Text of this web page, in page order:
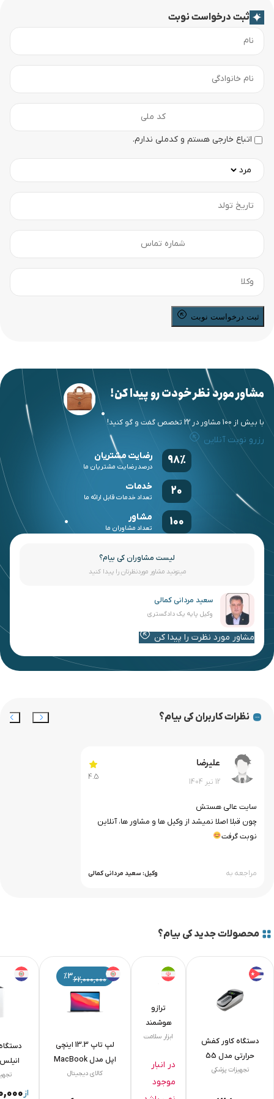
ثبت درخواست نوبت
اتباع خارجی هستم و کدملی ندارم.
ثبت درخواست نوبت
مشاور مورد نظر خودت رو پیدا کن!
با بیش از 100 مشاور در 22 تخصص گفت و گو کنید!
رزرو نوبت آنلاین
98% رضایت مشتریان
درصد رضایت مشتریان ما
20 خدمات
تعداد خدمات قابل ارائه ما
100 مشاور
تعداد مشاوران ما
لیست مشاوران کی بیام؟
میتونید مشاور موردنظرتان را پیدا کنید
سعید مردانی کمالی
وکیل پایه یک دادگستری
مشاور مورد نظرت را پیدا کن
نظرات کاربران کی بیام؟
علیرضا
12 تیر 1404 4.5
سایت عالی هستش
چون قبلا اصلا نمیشد از وکیل ها و مشاور ها، آنلاین
نوبت گرفت
مراجعه به وکیل: سعید مردانی کمالی
محصولات جدید کی بیام؟
دستگاه کاور کفش
حرارتی مدل 55
رونوشت رونوشت
تجهیزات پزشکی
ترازو
هوشمند
رنفو مدل
رونوشت
رونوشت
ابزار سلامت
در انبار
موجود
لپ تاپ 13.3 اینچی
اپل مدل MacBook
Air MGN63 2020 LLA-
کالای دیجیتال
62,000,000
%3
از